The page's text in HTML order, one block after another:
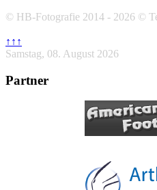
© HB-Fotografie 2014 - 2026 ©
↑↑↑
Samstag, 08. August 2026
Partner